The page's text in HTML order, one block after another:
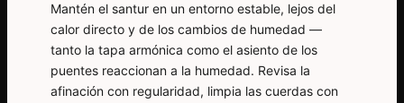
Mantén el santur en un entorno estable, lejos del
calor directo y de los cambios de humedad —
tanto la tapa armónica como el asiento de los
puentes reaccionan a la humedad. Revisa la
afinación con regularidad, limpia las cuerdas con